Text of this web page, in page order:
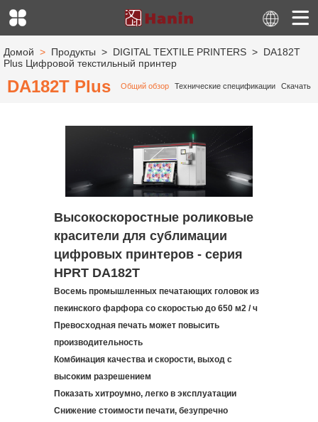
Домой > Продукты > DIGITAL TEXTILE PRINTERS > DA182T
Plus Цифровой текстильный принтер
DA182T Plus Общий обзор Технические спецификации Скачать
Высокоскоростные роликовые
красители для сублимации
цифровых принтеров - серия
HPRT DA182T
Восемь промышленных печатающих головок из
пекинского фарфора со скоростью до 650 м2 / ч
Превосходная печать может повысить
производительность
Комбинация качества и скорости, выход с
высоким разрешением
Показать хитроумно, легко в эксплуатации
Снижение стоимости печати, безупречно